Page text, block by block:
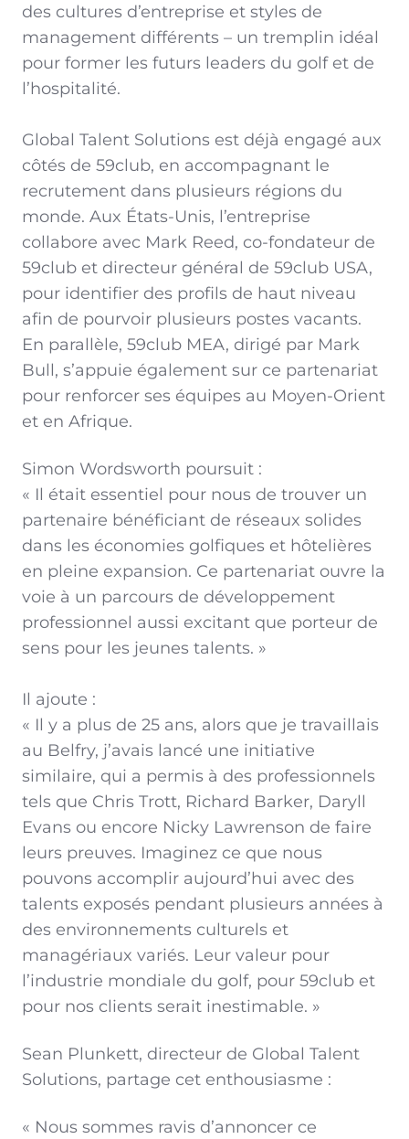
des cultures d’entreprise et styles de
management différents – un tremplin idéal
pour former les futurs leaders du golf et de
l’hospitalité.
Global Talent Solutions est déjà engagé aux
côtés de 59club, en accompagnant le
recrutement dans plusieurs régions du
monde. Aux États-Unis, l’entreprise
collabore avec Mark Reed, co-fondateur de
59club et directeur général de 59club USA,
pour identifier des profils de haut niveau
afin de pourvoir plusieurs postes vacants.
En parallèle, 59club MEA, dirigé par Mark
Bull, s’appuie également sur ce partenariat
pour renforcer ses équipes au Moyen-Orient
et en Afrique.
Simon Wordsworth poursuit :
« Il était essentiel pour nous de trouver un
partenaire bénéficiant de réseaux solides
dans les économies golfiques et hôtelières
en pleine expansion. Ce partenariat ouvre la
voie à un parcours de développement
professionnel aussi excitant que porteur de
sens pour les jeunes talents. »
Il ajoute :
« Il y a plus de 25 ans, alors que je travaillais
au Belfry, j’avais lancé une initiative
similaire, qui a permis à des professionnels
tels que Chris Trott, Richard Barker, Daryll
Evans ou encore Nicky Lawrenson de faire
leurs preuves. Imaginez ce que nous
pouvons accomplir aujourd’hui avec des
talents exposés pendant plusieurs années à
des environnements culturels et
managériaux variés. Leur valeur pour
l’industrie mondiale du golf, pour 59club et
pour nos clients serait inestimable. »
Sean Plunkett, directeur de Global Talent
Solutions, partage cet enthousiasme :
« Nous sommes ravis d’annoncer ce